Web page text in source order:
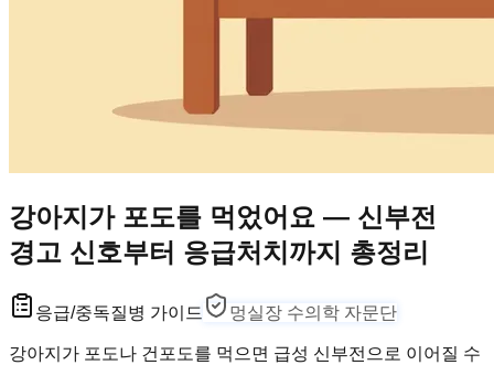
강아지가 포도를 먹었어요 — 신부전
경고 신호부터 응급처치까지 총정리
응급/중독질병 가이드 멍실장 수의학 자문단
강아지가 포도나 건포도를 먹으면 급성 신부전으로 이어질 수